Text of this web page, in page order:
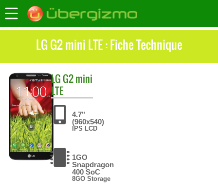
LG G2 mini LTE : Fiche Technique
LG G2 mini
LTE
4.7"
(960x540)
IPS LCD
1GO
Snapdragon
400 SoC
8GO Storage